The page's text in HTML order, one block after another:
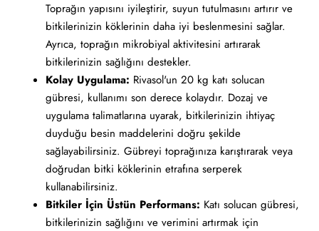
Toprağın yapısını iyileştirir, suyun tutulmasını artırır ve
bitkilerinizin köklerinin daha iyi beslenmesini sağlar.
Ayrıca, toprağın mikrobiyal aktivitesini artırarak
bitkilerinizin sağlığını destekler.
Kolay Uygulama: Rivasol'un 20 kg katı solucan
gübresi, kullanımı son derece kolaydır. Dozaj ve
uygulama talimatlarına uyarak, bitkilerinizin ihtiyaç
duyduğu besin maddelerini doğru şekilde
sağlayabilirsiniz. Gübreyi toprağınıza karıştırarak veya
doğrudan bitki köklerinin etrafına serperek
kullanabilirsiniz.
Bitkiler İçin Üstün Performans: Katı solucan gübresi,
bitkilerinizin sağlığını ve verimini artırmak için